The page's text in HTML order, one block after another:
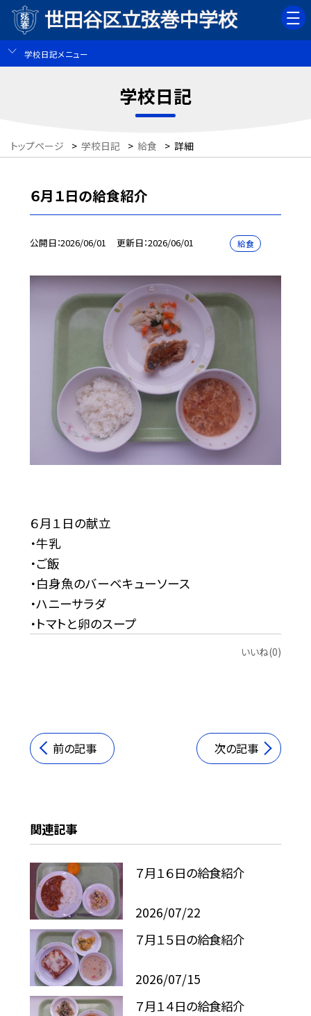
学校日記メニュー
学校日記
トップページ > 学校日記 > 給食 > 詳細
６月１日の給食紹介
公開日 2026/06/01 更新日 2026/06/01 給食
６月１日の献立
・牛乳
・ご飯
・白身魚のバーベキューソース
・ハニーサラダ
・トマトと卵のスープ
いいね(0)
前の記事 次の記事
関連記事
７月１６日の給食紹介
2026/07/22
７月１５日の給食紹介
2026/07/15
７月１４日の給食紹介